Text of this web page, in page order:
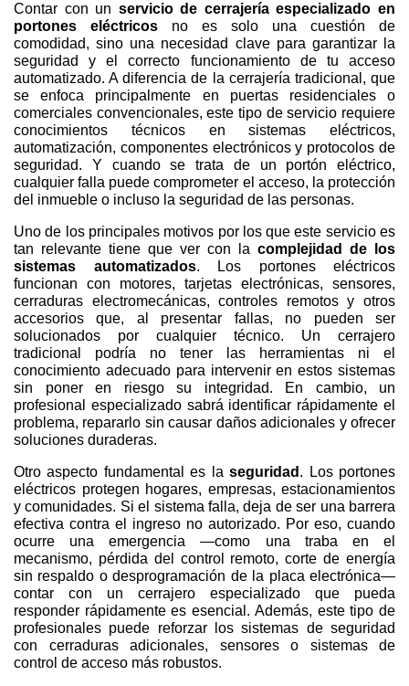
Contar con un servicio de cerrajería especializado en
portones eléctricos no es solo una cuestión de
comodidad, sino una necesidad clave para garantizar la
seguridad y el correcto funcionamiento de tu acceso
automatizado. A diferencia de la cerrajería tradicional, que
se enfoca principalmente en puertas residenciales o
comerciales convencionales, este tipo de servicio requiere
conocimientos técnicos en sistemas eléctricos,
automatización, componentes electrónicos y protocolos de
seguridad. Y cuando se trata de un portón eléctrico,
cualquier falla puede comprometer el acceso, la protección
del inmueble o incluso la seguridad de las personas.
Uno de los principales motivos por los que este servicio es
tan relevante tiene que ver con la complejidad de los
sistemas automatizados. Los portones eléctricos
funcionan con motores, tarjetas electrónicas, sensores,
cerraduras electromecánicas, controles remotos y otros
accesorios que, al presentar fallas, no pueden ser
solucionados por cualquier técnico. Un cerrajero
tradicional podría no tener las herramientas ni el
conocimiento adecuado para intervenir en estos sistemas
sin poner en riesgo su integridad. En cambio, un
profesional especializado sabrá identificar rápidamente el
problema, repararlo sin causar daños adicionales y ofrecer
soluciones duraderas.
Otro aspecto fundamental es laseguridad . Los portones
eléctricos protegen hogares, empresas, estacionamientos
y comunidades. Si el sistema falla, deja de ser una barrera
efectiva contra el ingreso no autorizado. Por eso, cuando
ocurre una emergencia —como una traba en el
mecanismo, pérdida del control remoto, corte de energía
sin respaldo o desprogramación de la placa electrónica—
contar con un cerrajero especializado que pueda
responder rápidamente es esencial. Además, este tipo de
profesionales puede reforzar los sistemas de seguridad
con cerraduras adicionales, sensores o sistemas de
control de acceso más robustos.